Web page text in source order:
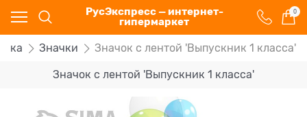
РусЭкспресс — интернет-
гипермаркет
0
Значки Значок с лентой 'Выпускник 1 класса'
Значок с лентой 'Выпускник 1 класса'